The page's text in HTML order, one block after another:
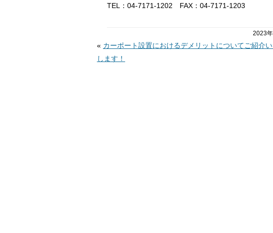
TEL：04-7171-1202 FAX：04-7171-1203
2023
« カーポート設置におけるデメリットについてご紹介
します！